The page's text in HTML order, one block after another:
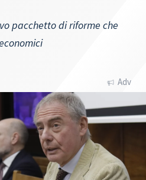
pacchetto di riforme che
Adv